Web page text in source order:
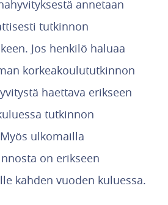
annetaan
tutkinnon
Jos henkilö haluaa
korkeakoulututkinnon
haettava erikseen
tutkinnon
ulkomailla
on erikseen
kahden vuoden kuluessa.